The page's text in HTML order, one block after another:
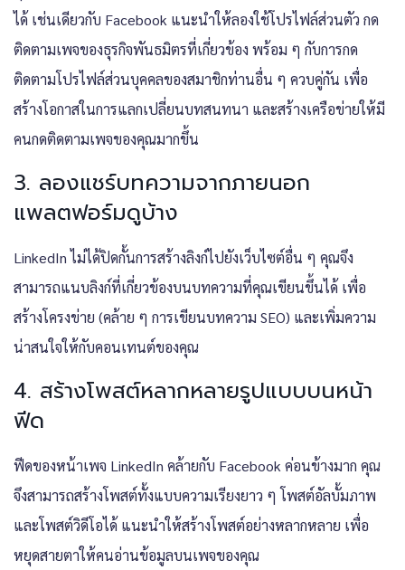
ได้ เช่นเดียวกับ Facebook แนะนำให้ลองใช้โปรไฟล์ส่วนตัว กด
ติดตามเพจของธุรกิจพันธมิตรที่เกี่ยวข้อง พร้อม ๆ กับการกด
ติดตามโปรไฟล์ส่วนบุคคลของสมาชิกท่านอื่น ๆ ควบคู่กัน เพื่อ
สร้างโอกาสในการแลกเปลี่ยนบทสนทนา และสร้างเครือข่ายให้มี
คนกดติดตามเพจของคุณมากขึ้น
3. ลองแชร์บทความจากภายนอก
แพลตฟอร์มดูบ้าง
LinkedIn ไม่ได้ปิดกั้นการสร้างลิงก์ไปยังเว็บไซต์อื่น ๆ คุณจึง
สามารถแนบลิงก์ที่เกี่ยวข้องบนบทความที่คุณเขียนขึ้นได้ เพื่อ
สร้างโครงข่าย (คล้าย ๆ การเขียนบทความ SEO) และเพิ่มความ
น่าสนใจให้กับคอนเทนต์ของคุณ
4. สร้างโพสต์หลากหลายรูปแบบบนหน้า
ฟีด
ฟีดของหน้าเพจ LinkedIn คล้ายกับ Facebook ค่อนข้างมาก คุณ
จึงสามารถสร้างโพสต์ทั้งแบบความเรียงยาว ๆ โพสต์อัลบั้มภาพ
และโพสต์วิดีโอได้ แนะนำให้สร้างโพสต์อย่างหลากหลาย เพื่อ
หยุดสายตาให้คนอ่านข้อมูลบนเพจของคุณ